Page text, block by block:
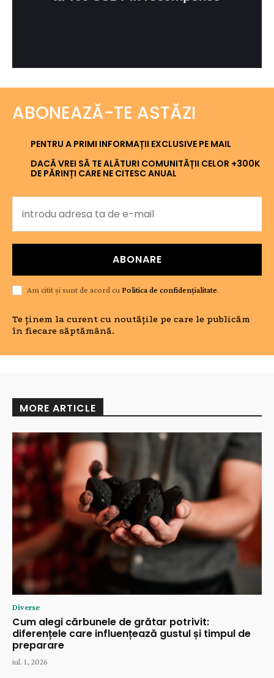
ABONEAZĂ-TE ASTĂZI
PENTRU A PRIMI INFORMAȚII EXCLUSIVE PE MAIL
DACĂ VREI SĂ TE ALĂTURI COMUNITĂȚII CELOR +300K
DE PĂRINȚI CARE NE CITESC ANUAL
ABONARE
Am citit și sunt de acord cuPolitica de confidențialitate.
Te ținem la curent cu noutățile pe care le publicăm
în fiecare săptămână.
MORE ARTICLE
Diverse
Cum alegi cărbunele de grătar potrivit:
diferențele care influențează gustul și timpul de
preparare
iul. 1, 2026